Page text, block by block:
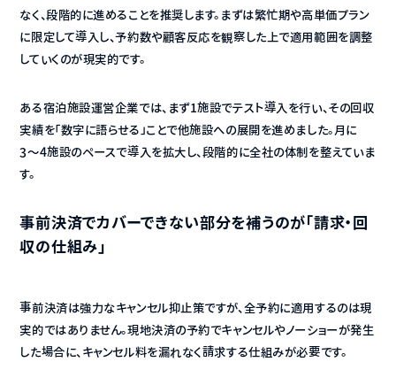
なく、段階的に進めることを推奨します。まずは繁忙期や高単価プラン
に限定して導入し、予約数や顧客反応を観察した上で適用範囲を調整
していくのが現実的です。
ある宿泊施設運営企業では、まず1施設でテスト導入を行い、その回収
実績を「数字に語らせる」ことで他施設への展開を進めました。月に
3〜4施設のペースで導入を拡大し、段階的に全社の体制を整えていま
す。
事前決済でカバーできない部分を補うのが「請求・回
収の仕組み」
事前決済は強力なキャンセル抑止策ですが、全予約に適用するのは現
実的ではありません。現地決済の予約でキャンセルやノーショーが発生
した場合に、キャンセル料を漏れなく請求する仕組みが必要です。